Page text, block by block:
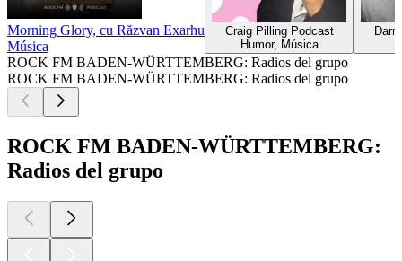
Morning Glory, cu Răzvan Exarhu
Música
Craig Pilling Podcast
Humor, Música
ROCK FM BADEN-WÜRTTEMBERG: Radios del grupo
ROCK FM BADEN-WÜRTTEMBERG: Radios del grupo
ROCK FM BADEN-WÜRTTEMBERG:
Radios del grupo